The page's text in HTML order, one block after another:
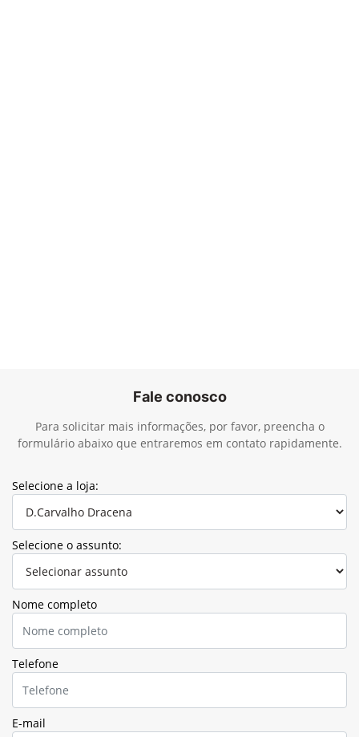
Fale conosco
Para solicitar mais informações, por favor, preencha o
formulário abaixo que entraremos em contato rapidamente.
Selecione a loja:
Selecione o assunto:
Nome completo
Telefone
E-mail